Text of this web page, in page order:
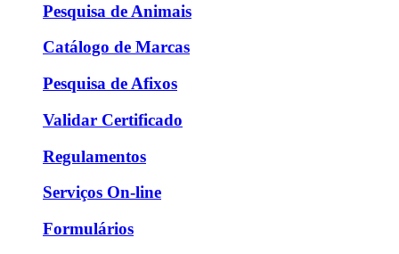
Pesquisa de Animais
Catálogo de Marcas
Pesquisa de Afixos
Validar Certificado
Regulamentos
Serviços On-line
Formulários